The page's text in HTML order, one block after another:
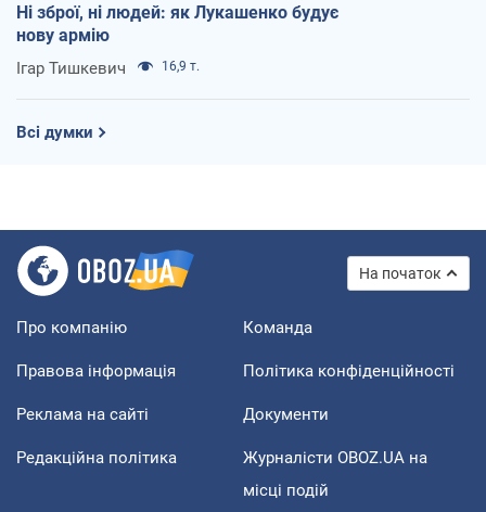
Ні зброї, ні людей: як Лукашенко будує
нову армію
Ігар Тишкевич 16,9 т.
Всі думки
На початок
Про компанію Команда
Правова інформація Політика конфіденційності
Реклама на сайті Документи
Редакційна політика
Журналісти OBOZ.UA на
місці подій